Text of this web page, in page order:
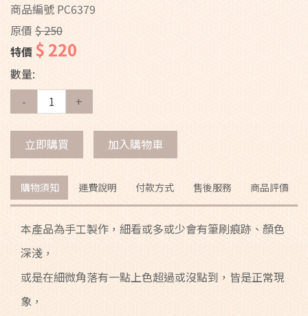
商品編號 PC6379
原價 $ 250
特價 $ 220
數量:
-
+
立即購買 加入購物車
購物須知 運費說明 付款方式 售後服務 商品評價
本產品為手工製作，細看或多或少會有筆刷痕跡、顏色
深淺，
或是在細微角落有一點上色超過或沒點到，皆是正常現
象，